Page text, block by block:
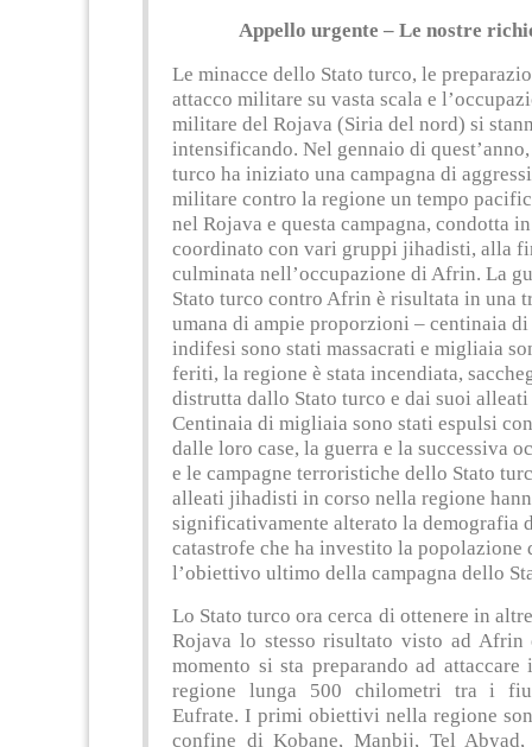
Appello urgente – Le nostre
Le minacce dello Stato turco, le
attacco militare su vasta scala e
militare del Rojava (Siria del nord) si
intensificando. Nel gennaio di
turco ha iniziato una campagna di
militare contro la regione un tempo
nel Rojava e questa campagna, condotta
coordinato con vari gruppi jihadisti, alla
culminata nell’occupazione di Afrin. La
Stato turco contro Afrin è risultata in una
umana di ampie proporzioni – centinaia
indifesi sono stati massacrati e migliaia
feriti, la regione è stata incendiata,
distrutta dallo Stato turco e dai suoi
Centinaia di migliaia sono stati espulsi
dalle loro case, la guerra e la successiva
e le campagne terroristiche dello Stato
alleati jihadisti in corso nella regione
significativamente alterato la demografia
catastrofe che ha investito la popolazione
l’obiettivo ultimo della campagna dello
Lo Stato turco ora cerca di ottenere in
Rojava lo stesso risultato visto ad Afrin
momento si sta preparando ad attaccare
regione lunga 500 chilometri tra i
Eufrate. I primi obiettivi nella regione
confine di Kobane, Manbij, Tel Abyad,